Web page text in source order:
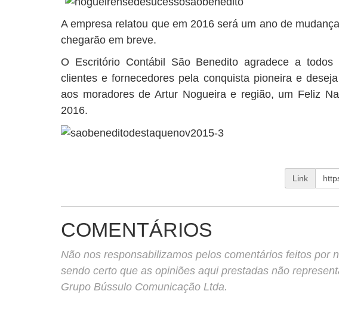
A empresa relatou que em 2016 será um ano de
chegarão em breve.
O Escritório Contábil São Benedito agradece a todos
clientes e fornecedores pela conquista pioneira e
aos moradores de Artur Nogueira e região, um Feliz
2016.
Link
COMENTÁRIOS
Não nos responsabilizamos pelos comentários feitos por
sendo certo que as opiniões aqui prestadas não
Grupo Bússulo Comunicação Ltda.